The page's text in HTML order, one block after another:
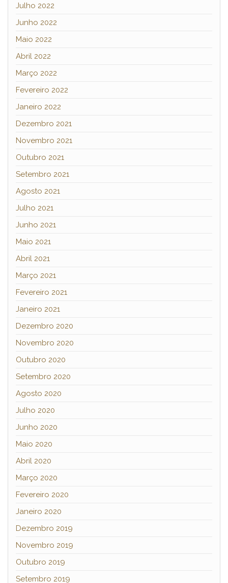
Julho 2022
Junho 2022
Maio 2022
Abril 2022
Março 2022
Fevereiro 2022
Janeiro 2022
Dezembro 2021
Novembro 2021
Outubro 2021
Setembro 2021
Agosto 2021
Julho 2021
Junho 2021
Maio 2021
Abril 2021
Março 2021
Fevereiro 2021
Janeiro 2021
Dezembro 2020
Novembro 2020
Outubro 2020
Setembro 2020
Agosto 2020
Julho 2020
Junho 2020
Maio 2020
Abril 2020
Março 2020
Fevereiro 2020
Janeiro 2020
Dezembro 2019
Novembro 2019
Outubro 2019
Setembro 2019